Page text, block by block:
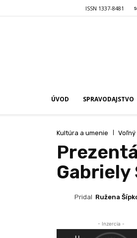
ISSN 1337-8481
ÚVOD SPRAVODAJSTVO
Kultúra a umenie Voľný
Pridal Ružena
- Inzercia -